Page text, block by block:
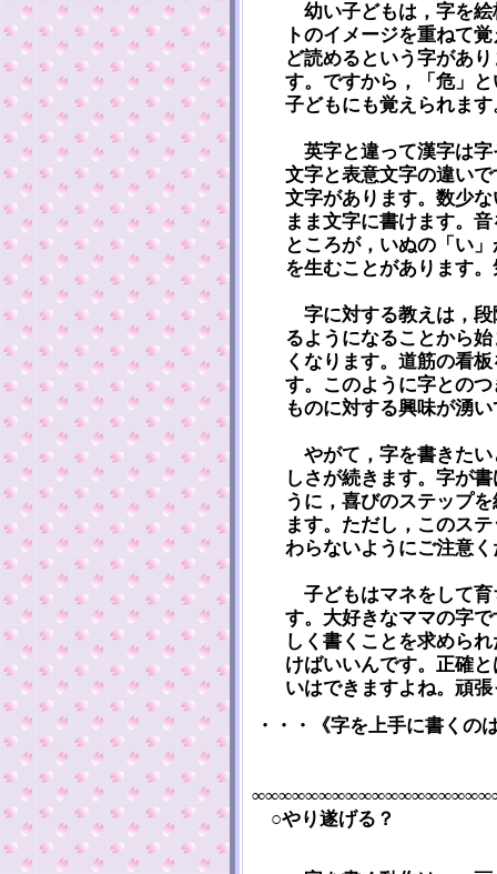
幼い子どもは，字を絵
トのイメージを重ねて
ど読めるという字があ
す。ですから，「危」
子どもにも覚えられます
英字と違って漢字は字
文字と表意文字の違い
文字があります。数少
まま文字に書けます。
ところが，いぬの「い
を生むことがあります
字に対する教えは，段
るようになることから
くなります。道筋の看
す。このように字との
ものに対する興味が湧
やがて，字を書きたい
しさが続きます。字が
うに，喜びのステップ
ます。ただし，このス
わらないようにご注意
子どもはマネをして育
す。大好きなママの字
しく書くことを求めら
けばいいんです。正確
いはできますよね。頑
・・・《字を上手に書くの
○やり遂げる？